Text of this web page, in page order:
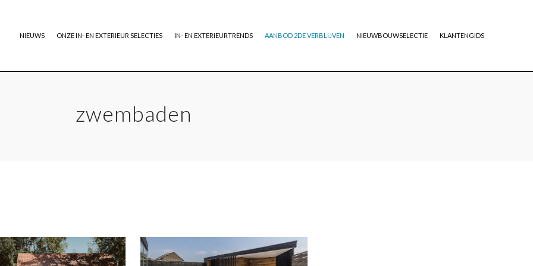
NIEUWS ONZE IN- EN EXTERIEUR SELECTIES IN- EN EXTERIEURTRENDS AANBOD 2DE VERBLIJVEN NIEUWBOUWSELECTIE KLANTENGIDS
zwembaden